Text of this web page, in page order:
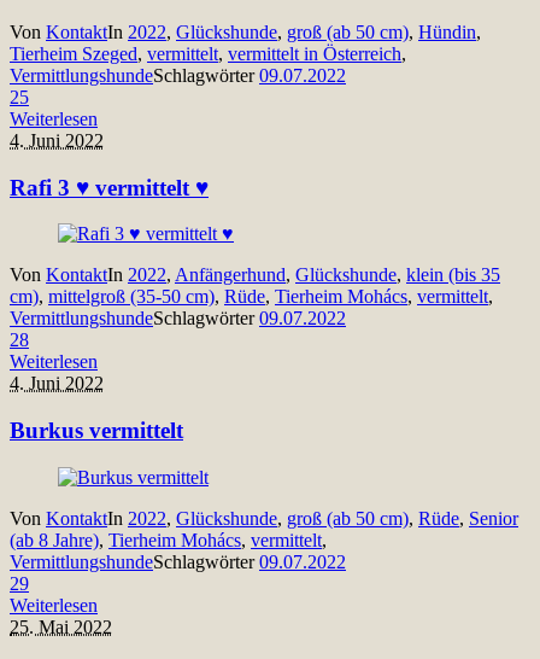
Von KontaktIn 2022, Glückshunde, groß (ab 50 cm), Hündin,
Tierheim Szeged, vermittelt, vermittelt in Österreich,
VermittlungshundeSchlagwörter09.07.2022
25
Weiterlesen
4. Juni 2022
Rafi 3 ♥ vermittelt ♥
Von KontaktIn 2022, Anfängerhund, Glückshunde, klein (bis 35
cm), mittelgroß (35-50 cm), Rüde, Tierheim Mohács, vermittelt,
VermittlungshundeSchlagwörter09.07.2022
28
Weiterlesen
4. Juni 2022
Burkus vermittelt
Von KontaktIn 2022, Glückshunde, groß (ab 50 cm), Rüde, Senior
(ab 8 Jahre), Tierheim Mohács, vermittelt,
VermittlungshundeSchlagwörter09.07.2022
29
Weiterlesen
25. Mai 2022